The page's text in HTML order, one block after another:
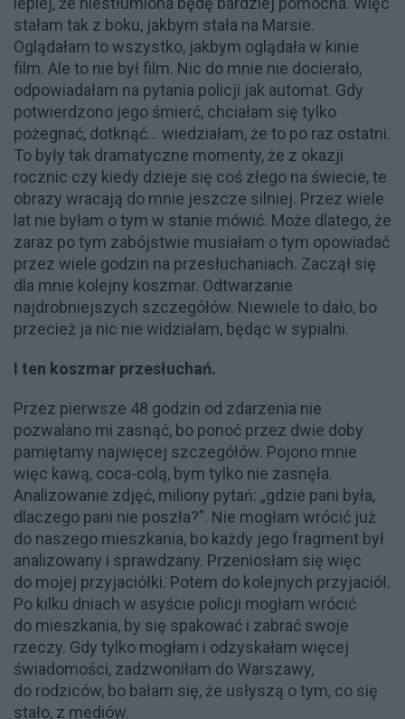
stałam tak z boku, jakbym stała na Marsie.
Oglądałam to wszystko, jakbym oglądała w kinie
film. Ale to nie był film. Nic do mnie nie docierało,
odpowiadałam na pytania policji jak automat. Gdy
potwierdzono jego śmierć, chciałam się tylko
pożegnać, dotknąć... wiedziałam, że to po raz ostatni.
To były tak dramatyczne momenty, że z okazji
rocznic czy kiedy dzieje się coś złego na świecie, te
obrazy wracają do mnie jeszcze silniej. Przez wiele
lat nie byłam o tym w stanie mówić. Może dlatego, że
zaraz po tym zabójstwie musiałam o tym opowiadać
przez wiele godzin na przesłuchaniach. Zaczął się
dla mnie kolejny koszmar. Odtwarzanie
najdrobniejszych szczegółów. Niewiele to dało, bo
przecież ja nic nie widziałam, będąc w sypialni.
I ten koszmar przesłuchań.
Przez pierwsze 48 godzin od zdarzenia nie
pozwalano mi zasnąć, bo ponoć przez dwie doby
pamiętamy najwięcej szczegółów. Pojono mnie
więc kawą, coca-colą, bym tylko nie zasnęła.
Analizowanie zdjęć, miliony pytań: „gdzie pani była,
dlaczego pani nie poszła?”. Nie mogłam wrócić już
do naszego mieszkania, bo każdy jego fragment był
analizowany i sprawdzany. Przeniosłam się więc
do mojej przyjaciółki. Potem do kolejnych przyjaciół.
Po kilku dniach w asyście policji mogłam wrócić
do mieszkania, by się spakować i zabrać swoje
rzeczy. Gdy tylko mogłam i odzyskałam więcej
świadomości, zadzwoniłam do Warszawy,
do rodziców, bo bałam się, że usłyszą o tym, co się
stało, z mediów.